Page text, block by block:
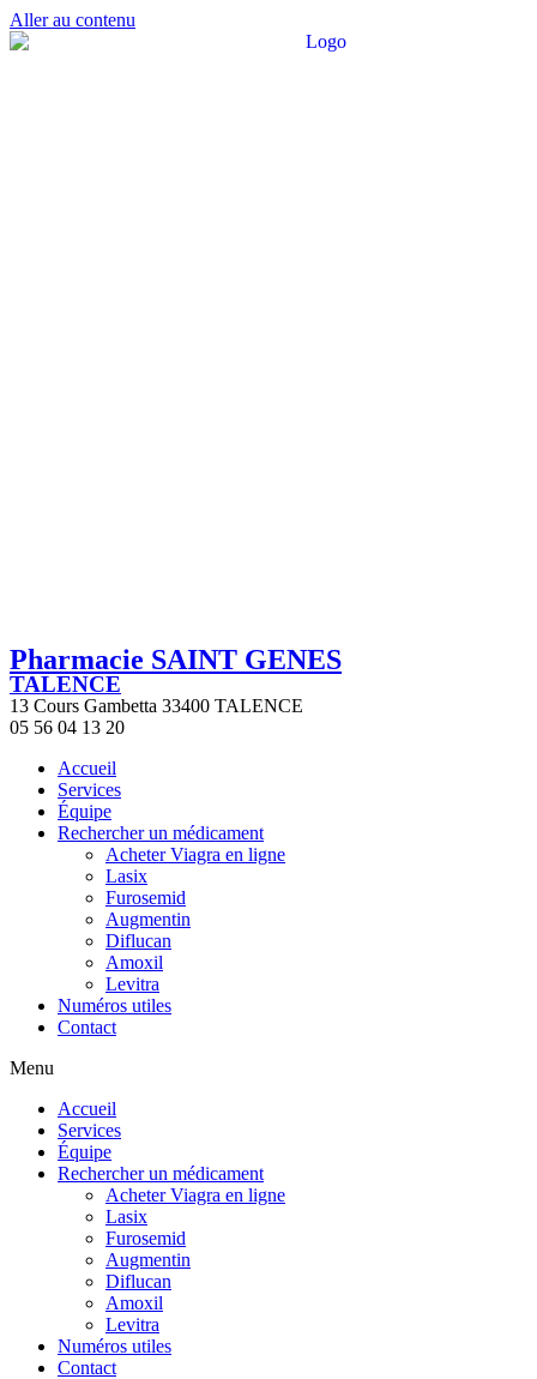
Aller au contenu
Pharmacie SAINT GENES
TALENCE
13 Cours Gambetta 33400 TALENCE
05 56 04 13 20
Accueil
Services
Équipe
Rechercher un médicament
Acheter Viagra en ligne
Lasix
Furosemid
Augmentin
Diflucan
Amoxil
Levitra
Numéros utiles
Contact
Menu
Accueil
Services
Équipe
Rechercher un médicament
Acheter Viagra en ligne
Lasix
Furosemid
Augmentin
Diflucan
Amoxil
Levitra
Numéros utiles
Contact